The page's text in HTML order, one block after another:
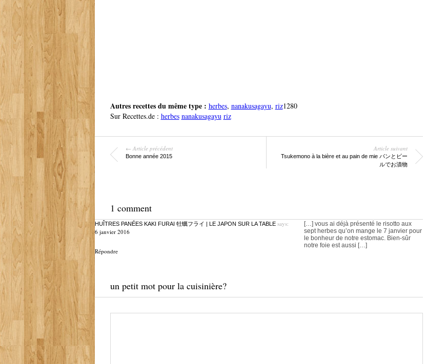
Autres recettes du même type : herbes, nanakusagayu, riz1280
Sur Recettes.de : herbes nanakusagayu riz
← Article précédent
Bonne année 2015
Article suivant
Tsukemono à la bière et au pain de mie パンとビー
ルでお漬物
1 comment
HUÎTRES PANÉES KAKI FURAI 牡蠣フライ | LE JAPON SUR LA TABLEsays:
6 janvier 2016
Répondre
[…] vous ai déjà présenté le risotto aux
sept herbes qu’on mange le 7 janvier pour
le bonheur de notre estomac. Bien-sûr
notre foie est aussi […]
un petit mot pour la cuisinière?